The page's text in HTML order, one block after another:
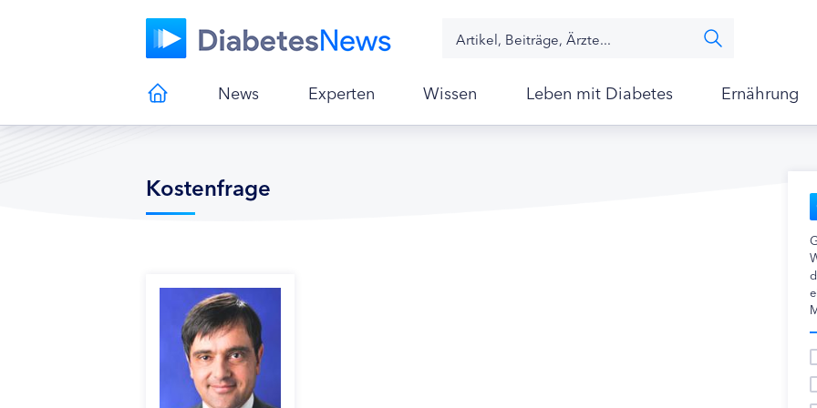
News Experten Wissen Leben mit Diabetes Ernährung
Kostenfrage